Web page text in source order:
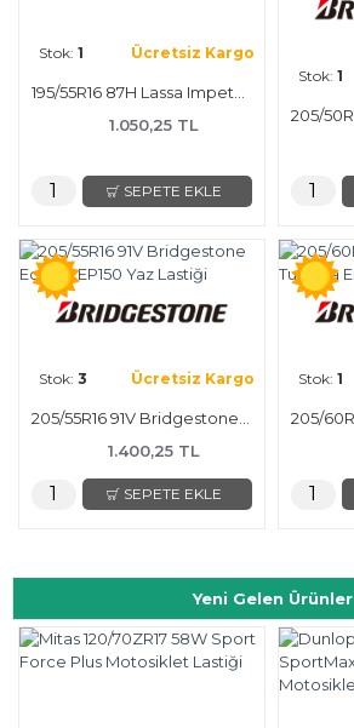
Stok: 1 Ücretsiz Kargo
1.050,25 TL
SEPETE EKLE
Stok: 1
Stok: 3 Ücretsiz Kargo
1.400,25 TL
SEPETE EKLE
Stok: 1
Yeni Gelen Ürünler